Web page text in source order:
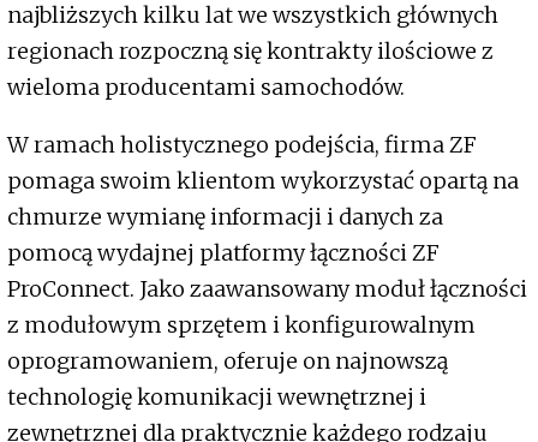
najbliższych kilku lat we wszystkich głównych
regionach rozpoczną się kontrakty ilościowe z
wieloma producentami samochodów.
W ramach holistycznego podejścia, firma ZF
pomaga swoim klientom wykorzystać opartą na
chmurze wymianę informacji i danych za
pomocą wydajnej platformy łączności ZF
ProConnect. Jako zaawansowany moduł łączności
z modułowym sprzętem i konfigurowalnym
oprogramowaniem, oferuje on najnowszą
technologię komunikacji wewnętrznej i
zewnętrznej dla praktycznie każdego rodzaju